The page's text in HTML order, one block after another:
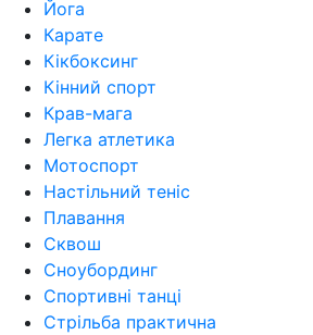
Йога
Карате
Кікбоксинг
Кінний спорт
Крав-мага
Легка атлетика
Мотоспорт
Настільний теніс
Плавання
Сквош
Сноубординг
Спортивні танці
Стрільба практична